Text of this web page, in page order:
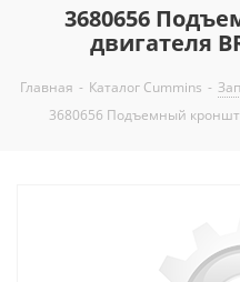
3680656
двигателя
Главная - Каталог Cummins -
3680656 Подъемный